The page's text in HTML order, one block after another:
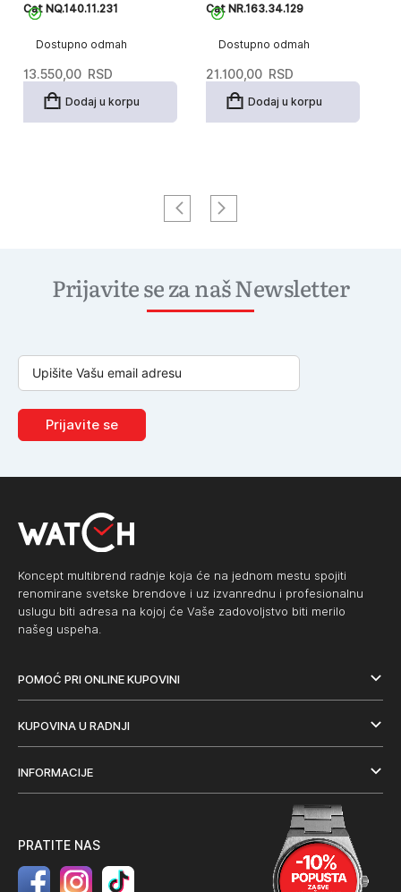
Dostupno odmah
Cat NQ.140.11.231
13.550,00 RSD
Dodaj u korpu
Dostupno odmah
Cat NR.163.34.129
21.100,00 RSD
Dodaj u korpu
Prijavite se za naš Newsletter
Prijavite se
Koncept multibrend radnje koja će na jednom mestu spojiti
renomirane svetske brendove i uz izvanrednu i profesionalnu
uslugu biti adresa na kojoj će Vaše zadovoljstvo biti merilo
našeg uspeha.
POMOĆ PRI ONLINE KUPOVINI
KUPOVINA U RADNJI
INFORMACIJE
PRATITE NAS